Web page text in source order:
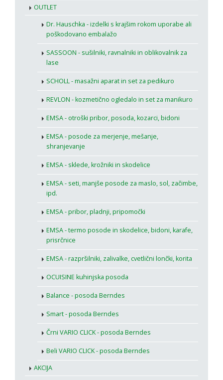
OUTLET
Dr. Hauschka - izdelki s krajšim rokom uporabe ali
poškodovano embalažo
SASSOON - sušilniki, ravnalniki in oblikovalnik za
lase
SCHOLL - masažni aparat in set za pedikuro
REVLON - kozmetično ogledalo in set za manikuro
EMSA - otroški pribor, posoda, kozarci, bidoni
EMSA - posode za merjenje, mešanje,
shranjevanje
EMSA - sklede, krožniki in skodelice
EMSA - seti, manjše posode za maslo, sol, začimbe,
ipd.
EMSA - pribor, pladnji, pripomočki
EMSA - termo posode in skodelice, bidoni, karafe,
prisrčnice
EMSA - razpršilniki, zalivalke, cvetlični lončki, korita
OCUISINE kuhinjska posoda
Balance - posoda Berndes
Smart - posoda Berndes
Črni VARIO CLICK - posoda Berndes
Beli VARIO CLICK - posoda Berndes
AKCIJA